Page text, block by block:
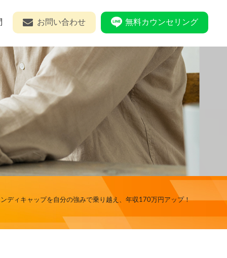
お問い合わせ 無料カウンセリング
ィキャップを自分の強みで乗り越え、年収170万円アップ！